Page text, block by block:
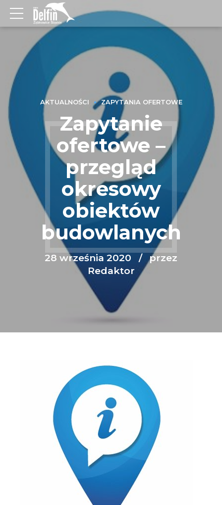
AKTUALNOŚCI ZAPYTANIA OFERTOWE
Zapytanie
ofertowe –
przegląd
okresowy
obiektów
budowlanych
28 września 2020
przez
Redaktor